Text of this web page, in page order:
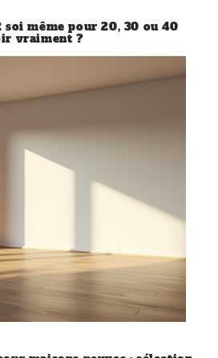
même pour 20, 30 ou 40
vraiment ?